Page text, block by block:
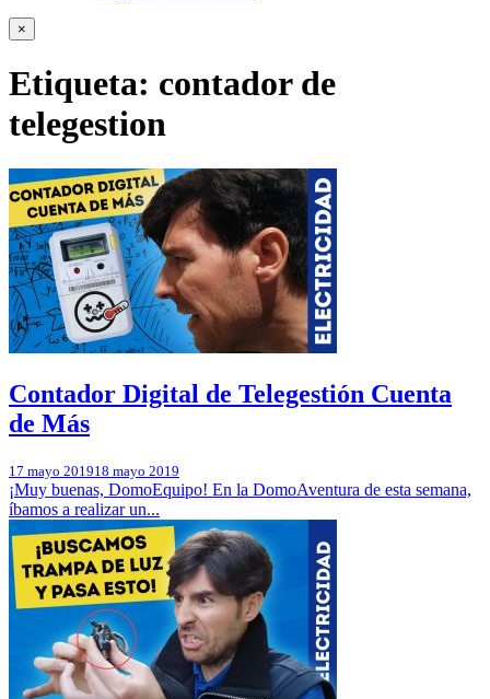
×
Etiqueta: contador de
telegestion
Contador Digital de Telegestión Cuenta
de Más
17 mayo 201918 mayo 2019
¡Muy buenas, DomoEquipo! En la DomoAventura de esta semana,
íbamos a realizar un...